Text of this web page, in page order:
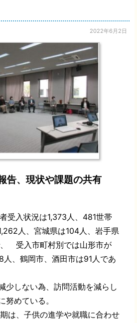
2022年6月2日
、現状や課題の共有
受入状況は1,373人、 481世帯
人、宮城県は104人、岩手県
受入市町村別では山形市が
人、鶴岡市、酒田市は91人であ
少しない為、訪問活動を減らし
努めている。
は、子供の進学や就職に合わせ